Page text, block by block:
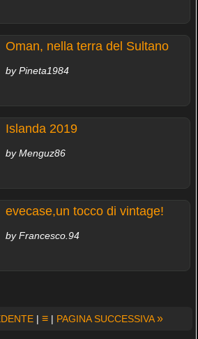
Oman, nella terra del Sultano
by Pineta1984
Islanda 2019
by Menguz86
evecase,un tocco di vintage!
by Francesco.94
| ≡| PAGINA SUCCESSIVA»